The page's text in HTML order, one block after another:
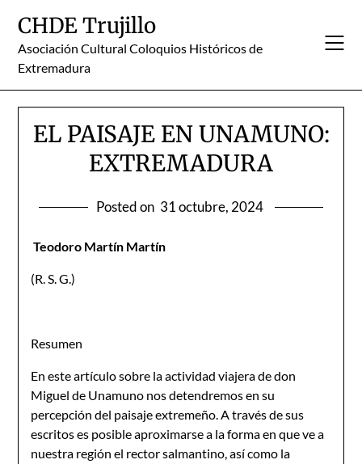
content
CHDE Trujillo
Asociación Cultural Coloquios Históricos de
Extremadura
EL PAISAJE EN UNAMUNO:
EXTREMADURA
Posted on 31 octubre, 2024
Teodoro Martín Martín
(R. S. G.)
Resumen
En este artículo sobre la actividad viajera de don
Miguel de Unamuno nos detendremos en su
percepción del paisaje extremeño. A través de sus
escritos es posible aproximarse a la forma en que ve a
nuestra región el rector salmantino, así como la